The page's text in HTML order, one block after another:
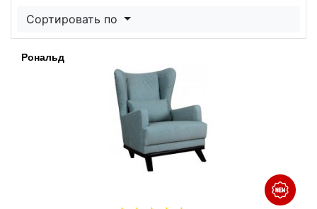
Сортировать по
Рональд